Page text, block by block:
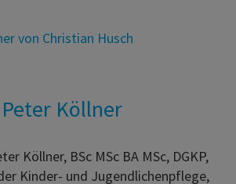
von Christian Husch
Köllner
Köllner, BSc MSc BA MSc, DGKP,
Kinder- und Jugendlichenpflege,